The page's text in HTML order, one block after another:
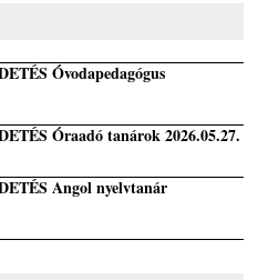
Óvodapedagógus
Óraadó tanárok 2026.05.27.
Angol nyelvtanár